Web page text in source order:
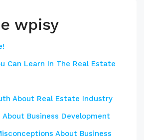
wpisy
Can Learn In The Real Estate
About Real Estate Industry
About Business Development
About Business